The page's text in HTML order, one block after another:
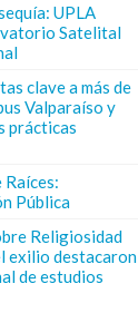
UPLA
Satelital
clave a más de
Valparaíso y
prácticas
Pública
Religiosidad
exilio destacaron
de estudios